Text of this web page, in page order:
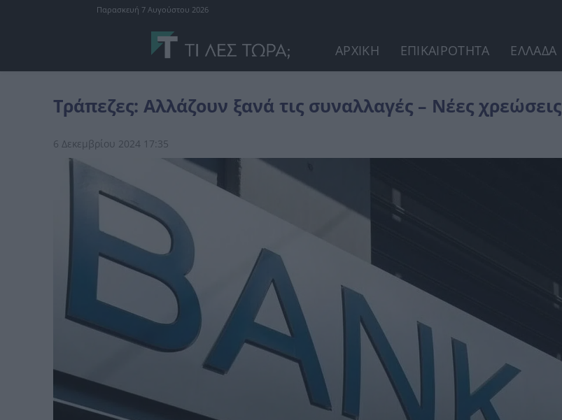
Παρασκευή 7 Αυγούστου 2026
ΑΡΧΙΚΗ ΕΠΙΚΑΙΡΟΤΗΤΑ ΕΛΛΑΔΑ
Τράπεζες: Αλλάζουν ξανά τις συναλλαγές – Νέες χρεώσεις
6 Δεκεμβρίου 2024 17:35